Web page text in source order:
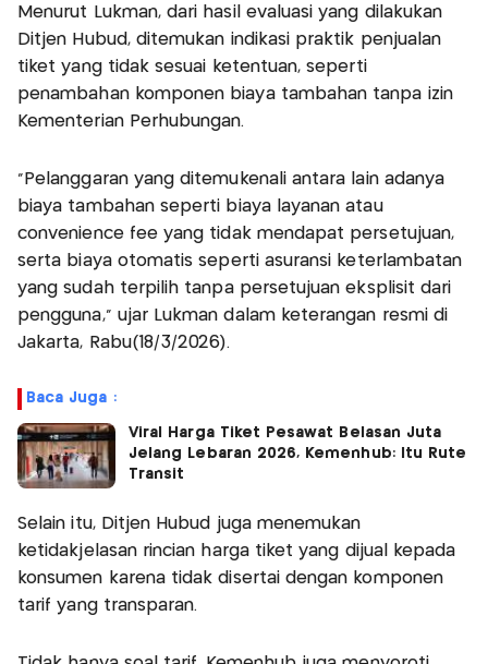
Menurut Lukman, dari hasil evaluasi yang dilakukan
Ditjen Hubud, ditemukan indikasi praktik penjualan
tiket yang tidak sesuai ketentuan, seperti
penambahan komponen biaya tambahan tanpa izin
Kementerian Perhubungan.
"Pelanggaran yang ditemukenali antara lain adanya
biaya tambahan seperti biaya layanan atau
convenience fee yang tidak mendapat persetujuan,
serta biaya otomatis seperti asuransi keterlambatan
yang sudah terpilih tanpa persetujuan eksplisit dari
pengguna," ujar Lukman dalam keterangan resmi di
Jakarta, Rabu(18/3/2026).
Baca Juga :
Viral Harga Tiket Pesawat Belasan Juta
Jelang Lebaran 2026, Kemenhub: Itu Rute
Transit
Selain itu, Ditjen Hubud juga menemukan
ketidakjelasan rincian harga tiket yang dijual kepada
konsumen karena tidak disertai dengan komponen
tarif yang transparan.